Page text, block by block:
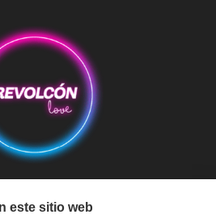
de Compra Condiciones de Envío
este sitio web